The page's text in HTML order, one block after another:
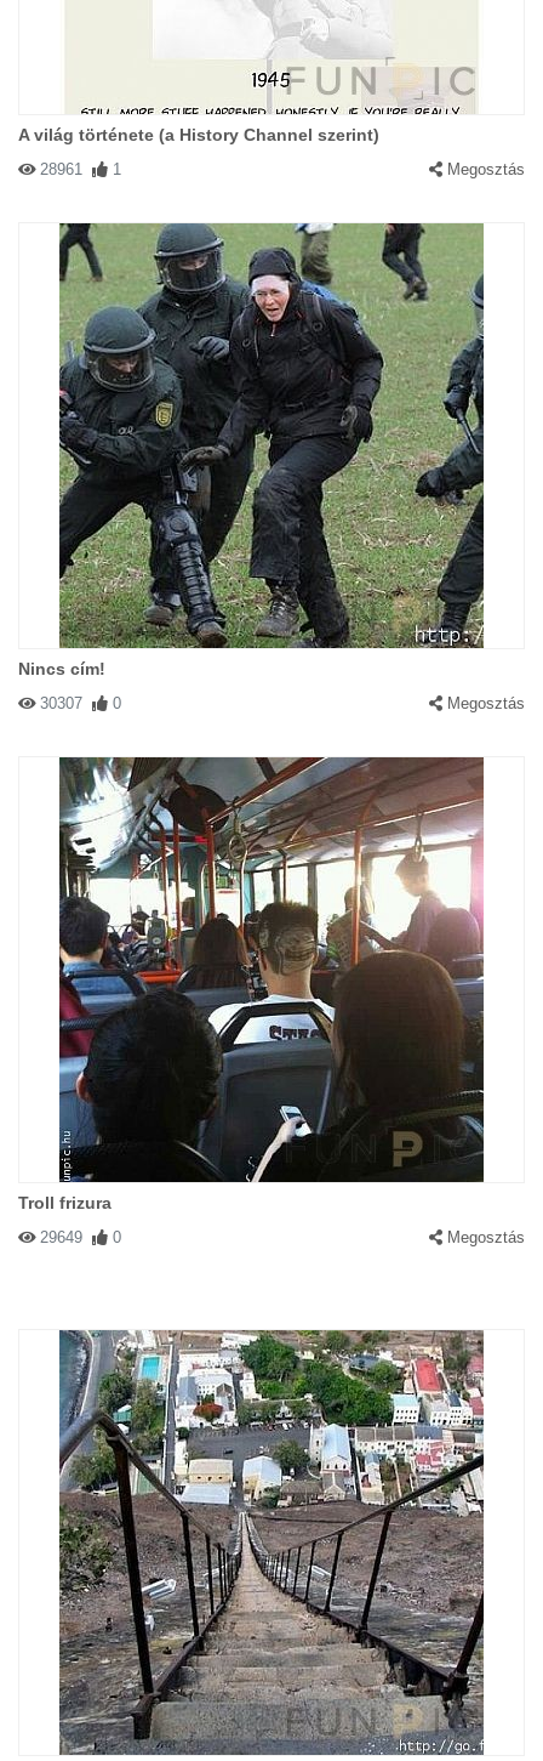
A világ története (a History Channel szerint)
28961 1 Megosztás
Nincs cím!
30307 0 Megosztás
Troll frizura
29649 0 Megosztás